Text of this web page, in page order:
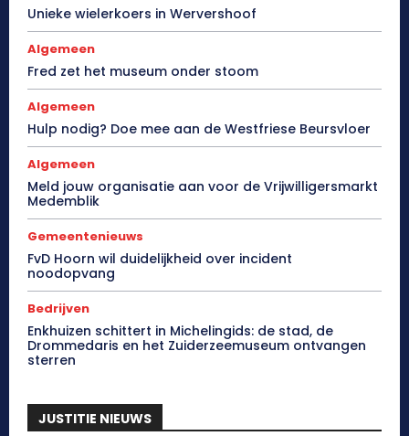
Unieke wielerkoers in Wervershoof
Algemeen
Fred zet het museum onder stoom
Algemeen
Hulp nodig? Doe mee aan de Westfriese Beursvloer
Algemeen
Meld jouw organisatie aan voor de Vrijwilligersmarkt
Medemblik
Gemeentenieuws
FvD Hoorn wil duidelijkheid over incident
noodopvang
Bedrijven
Enkhuizen schittert in Michelingids: de stad, de
Drommedaris en het Zuiderzeemuseum ontvangen
sterren
JUSTITIE NIEUWS